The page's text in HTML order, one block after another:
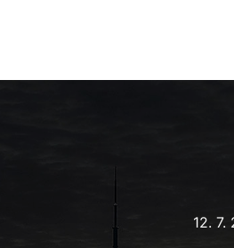
12. 7.